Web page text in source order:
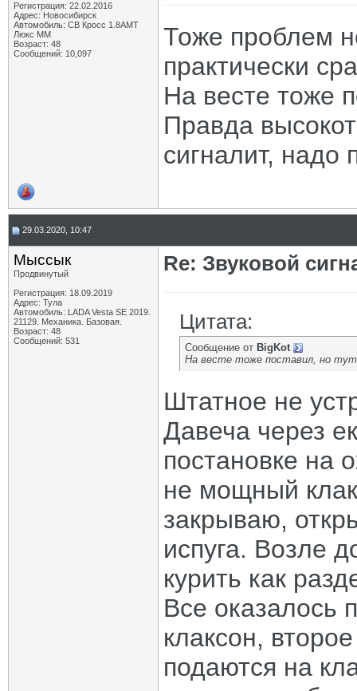
Регистрация: 22.02.2016
Адрес: Новосибирск
Автомобиль: СВ Кросс 1.8АМТ
Люкс ММ
Возраст: 48
Сообщений: 10,097
Тоже проблем
практически
На весте тоже
Правда
сигналит, надо
29.03.2020, 10:47
Мыссык
Продвинутый
Регистрация: 18.09.2019
Адрес: Тула
Автомобиль: LADA Vesta SE 2019.
21129. Механика. Базовая.
Возраст: 48
Сообщений: 531
Re: Звуковой
Цитата:
Сообщение от BigKot
На весте тоже поставил, но тут
Штатное не
Давеча через
постановке на
не мощный
закрываю,
испуга. Возле
курить как
Все оказалось
клаксон,
подаются на